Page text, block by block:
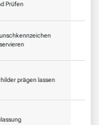
Prüfen
prägen lassen